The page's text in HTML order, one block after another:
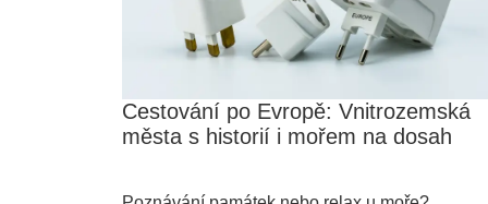
Cestování po Evropě: Vnitrozemská
města s historií i mořem na dosah